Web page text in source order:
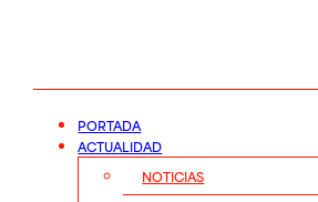
PORTADA
ACTUALIDAD
NOTICIAS